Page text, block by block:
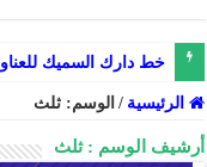
خط دارك السميك
الرئيسية / الوسم:ثلث
أرشيف الوسم :ثلث